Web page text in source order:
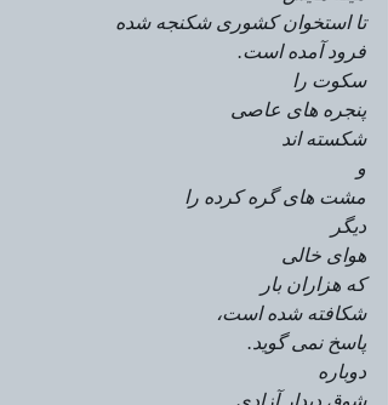
تا استخوان کشوری شکنجه شده
فرود آمده است.
سکوت را
پنجره های عاصی
شکسته اند
و
مشت های گره کرده را
دیگر
هوای خالی
که هزاران بار
شکافته شده است،
پاسخ نمی گوید.
دوباره
شوق دیدار آزادی